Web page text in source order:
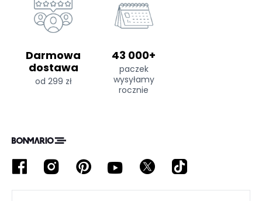
Darmowa
dostawa
od 299 zł
43 000+
paczek
wysyłamy
rocznie